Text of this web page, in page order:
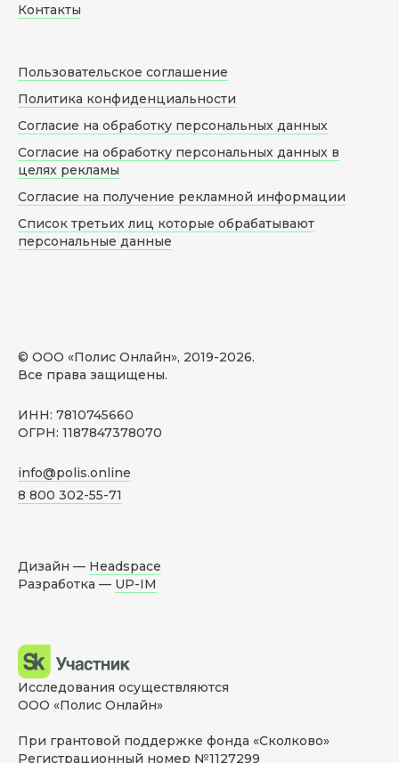
© ООО «Полис Онлайн», 2019-2026.
Все права защищены.
ИНН: 7810745660
ОГРН: 1187847378070
info@polis.online
8 800 302-55-71
Контакты
Пользовательское соглашение
Политика конфиденциальности
Согласие на обработку персональных данных
Согласие на обработку персональных данных в
целях рекламы
Согласие на получение рекламной информации
Список третьих лиц которые обрабатывают
персональные данные
Дизайн — Headspace
Разработка — UP-IM
Исследования осуществляются
ООО «Полис Онлайн»
При грантовой поддержке фонда «Сколково»
Регистрационный номер №1127299